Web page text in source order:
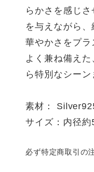
らかさを感じ
を与えながら
華やかさをプ
よく兼ね備え
ら特別なシー
素材：
サイズ：内径約
必ず特定商取引の